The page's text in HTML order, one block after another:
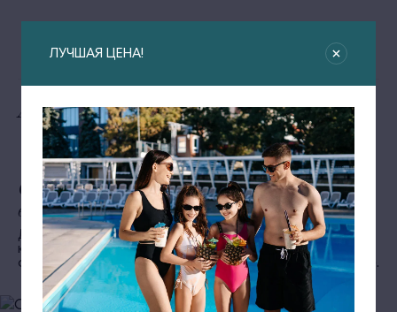
Alean Family Biarritz
Собрание семейных
впечатлений
Динамичное множество услуг, формирующих яркие и
каждый раз неповторимые эмоции, а также
обеспечивающих спокойствие за детей и их развитие.
ЛУЧШАЯ ЦЕНА!